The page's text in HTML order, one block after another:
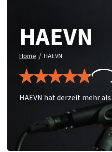
HAEVN
Home / HAEVN
HAEVN hat derzeit mehr